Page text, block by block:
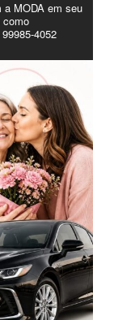
a MODA em seu
como
4052